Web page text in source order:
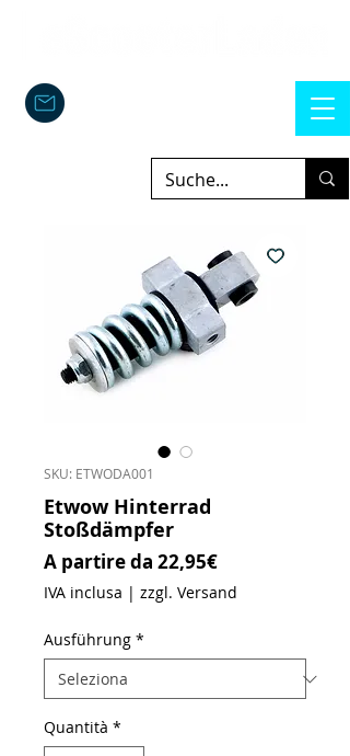
SKU: ETWODA001
Etwow Hinterrad
Stoßdämpfer
A partire da 22,95€Prezzo scontato
IVA inclusa | zzgl. Versand
Ausführung *
Quantità *